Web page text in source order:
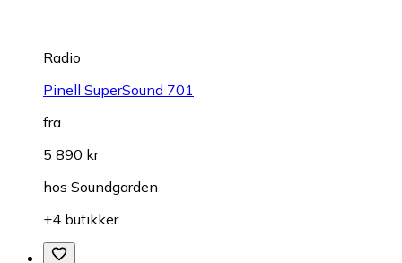
Radio
Pinell SuperSound 701
fra
5 890 kr
hos Soundgarden
+4 butikker